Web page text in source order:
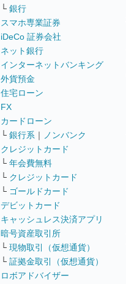
└ 銀行
スマホ専業証券
iDeCo 証券会社
ネット銀行
インターネットバンキング
外貨預金
住宅ローン
FX
カードローン
└ 銀行系 ｜
ノンバンク
クレジットカード
└ 年会費無料
└ クレジットカード
└ ゴールドカード
デビットカード
キャッシュレス決済アプリ
暗号資産取引所
└ 現物取引（仮想通貨）
└ 証拠金取引（仮想通貨）
ロボアドバイザー